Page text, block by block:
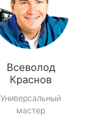
Всеволод
Краснов
Универсальный
мастер